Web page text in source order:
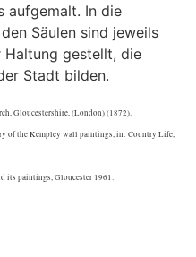
aufgemalt. In die
Säulen sind jeweils
Haltung gestellt, die
Stadt bilden.
Gloucestershire, (London) (1872).
of the Kempley wall paintings, in: Country Life,
its paintings, Gloucester 1961.